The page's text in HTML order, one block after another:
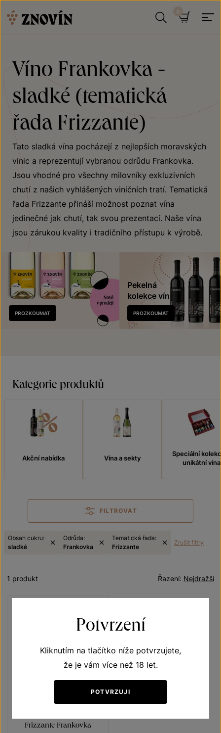
Víno Frankovka -
sladké (tematická
řada Frizzante)
Tato sladká vína pocházejí z nejlepších moravských
vinic a reprezentují vybranou odrůdu Frankovka.
Jsou vhodné pro všechny milovníky exkluzivních
chutí z našich vyhlášených viničních tratí. Tematická
řada Frizzante přináší možnost poznat vína
jedinečné jak chutí, tak svou prezentací. Naše vína
jsou zárukou kvality i tradičního přístupu k výrobě.
Nově
v prodeji
PROZKOUMAT
Pekelná
kolekce vín
PROZKOUMAT
Kategorie produktů
Akční nabídka Vína a sekty
Speciální
unikátní vína
FILTROVAT
Obsah cukru:
sladké
Odrůda:
Frankovka
Tematická řada:
Frizzante
Zrušit filtry
Nejdražší
Řazení:
1 produkt
Frizzante Frankovka
Potvrzení
Kliknutím na tlačítko níže potvrzujete,
že je vám více než 18 let.
POTVRZUJI